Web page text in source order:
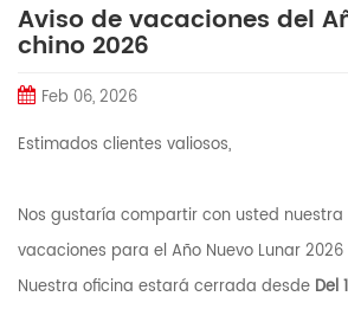
Aviso de vacaciones del
chino 2026
Feb 06, 2026
Estimados clientes valiosos,
Nos gustaría compartir con usted
vacaciones para el Año Nuevo Lunar
Nuestra oficina estará cerrada desde Del